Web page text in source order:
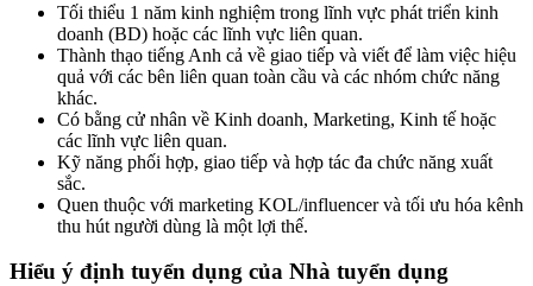
Tối thiểu 1 năm kinh nghiệm trong lĩnh vực phát triển kinh
doanh (BD) hoặc các lĩnh vực liên quan.
Thành thạo tiếng Anh cả về giao tiếp và viết để làm việc hiệu
quả với các bên liên quan toàn cầu và các nhóm chức năng
khác.
Có bằng cử nhân về Kinh doanh, Marketing, Kinh tế hoặc
các lĩnh vực liên quan.
Kỹ năng phối hợp, giao tiếp và hợp tác đa chức năng xuất
sắc.
Quen thuộc với marketing KOL/influencer và tối ưu hóa kênh
thu hút người dùng là một lợi thế.
Hiểu ý định tuyển dụng của Nhà tuyển dụng